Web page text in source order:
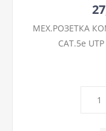
МЕХ.РОЗЕТКА
CAT.5e